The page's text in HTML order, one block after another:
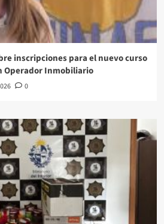
inscripciones para el nuevo curso
Operador Inmobiliario
0